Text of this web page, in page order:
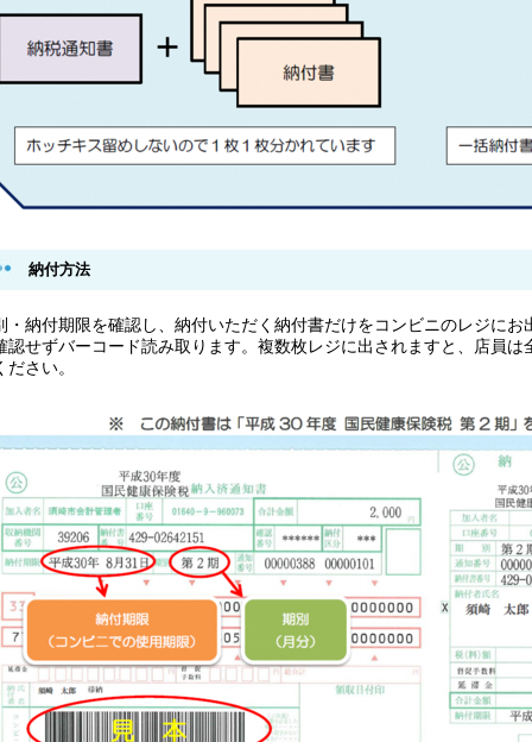
納付方法
・納付期限を確認し、納付いただく納付書だけをコンビニのレジに
認せずバーコード読み取ります。複数枚レジに出されますと、店員
ださい。